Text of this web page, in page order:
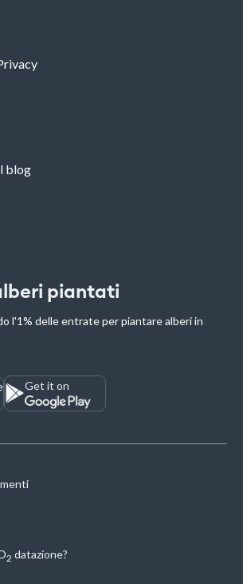
blog
piantati
l'1% delle entrate per piantare alberi in
Get it on
2 datazione?